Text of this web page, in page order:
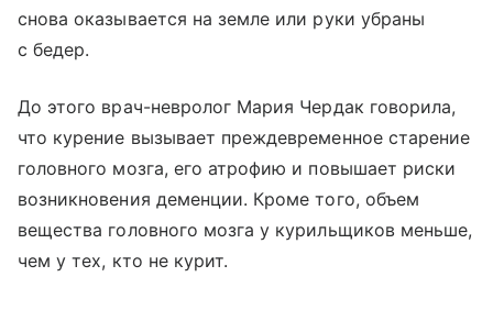
снова оказывается на земле или руки убраны
с бедер.
До этого врач-невролог Мария Чердак говорила,
что курение вызывает преждевременное старение
головного мозга, его атрофию и повышает риски
возникновения деменции. Кроме того, объем
вещества головного мозга у курильщиков меньше,
чем у тех, кто не курит.